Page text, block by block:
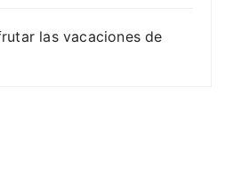
las vacaciones de